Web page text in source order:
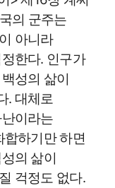
의 군주는
아니라
한다. 인구가
성의 삶이
. 대체로
이라는
하기만 하면
의 삶이
걱정도 없다.